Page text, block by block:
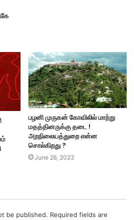
பழனி முருகன் கோவிலில் மாற்று
மதத்தினருக்கு தடை !
அறநிலையத்துறை என்ன
சொல்கிறது ?
June 26, 2023
be published. Required fields are